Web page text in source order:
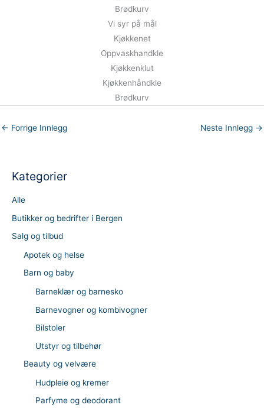
Kategorier
Alle
Butikker og bedrifter i Bergen
Salg og tilbud
Apotek og helse
Barn og baby
Barneklær og barnesko
Barnevogner og kombivogner
Bilstoler
Utstyr og tilbehør
Beauty og velvære
Hudpleie og kremer
Parfyme og deodorant
Brødkurv
Vi syr på mål
Kjøkkenet
Oppvaskhandkle
Kjøkkenklut
Kjøkkenhåndkle
Brødkurv
← Forrige Innlegg Neste Innlegg →